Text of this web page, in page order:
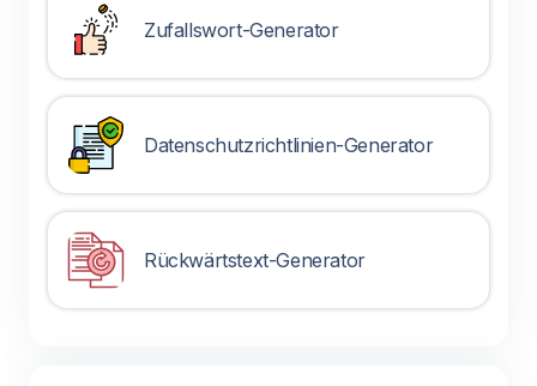
Zufallswort-Generator
Datenschutzrichtlinien-Generator
Rückwärtstext-Generator